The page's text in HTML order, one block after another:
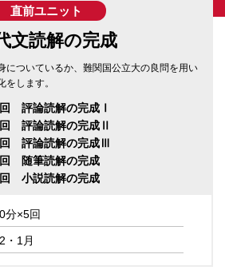
直前ユニット
文読解の完成
についているか、難関国公立大の良問を用い
します。
評論読解の完成Ⅰ
評論読解の完成Ⅱ
評論読解の完成Ⅲ
随筆読解の完成
小説読解の完成
分×5回
・1月